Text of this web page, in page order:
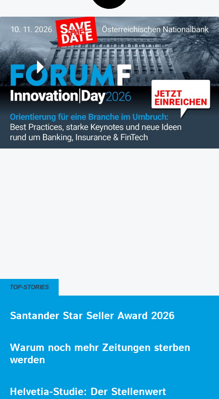
TOP-STORIES
Santander Star Seller Award 2026
Warum noch mehr Zeitungen sterben
werden
Helvetia-Studie: Der Stellenwert